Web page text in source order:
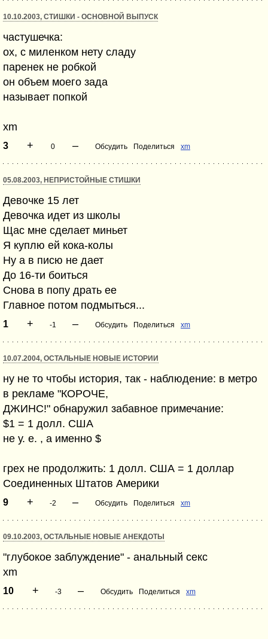
10.10.2003, СТИШКИ - ОСНОВНОЙ ВЫПУСК
частушечка:
ох, с миленком нету сладу
паренек не робкой
он объем моего зада
называет попкой
xm
3 + 0 – Обсудить Поделиться xm
05.08.2003, НЕПРИСТОЙНЫЕ СТИШКИ
Девочке 15 лет
Девочка идет из школы
Щас мне сделает миньет
Я куплю ей кока-колы
Ну а в писю не дает
До 16-ти боиться
Снова в попу драть ее
Главное потом подмыться...
1 + -1 – Обсудить Поделиться xm
10.07.2004, ОСТАЛЬНЫЕ НОВЫЕ ИСТОРИИ
ну не то чтобы история, так - наблюдение: в метро
в рекламе "КОРОЧЕ,
ДЖИНС!" обнаружил забавное примечание:
$1 = 1 долл. США
не у. е. , а именно $
грех не продолжить: 1 долл. США = 1 доллар
Соединенных Штатов Америки
9 + -2 – Обсудить Поделиться xm
09.10.2003, ОСТАЛЬНЫЕ НОВЫЕ АНЕКДОТЫ
"глубокое заблуждение" - анальный секс
xm
10 + -3 – Обсудить Поделиться xm